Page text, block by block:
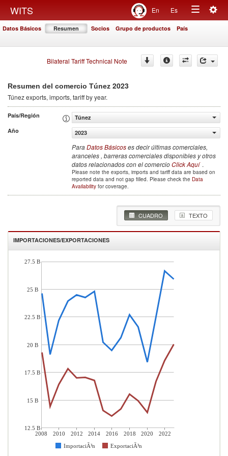
WITS En Es
Toggle
Datos Básicos Resumen Socios Grupo de productos País
Bilateral Tariff Technical Note
Resumen del comercio Túnez 2023
Túnezexports, imports, tariff by year.
País/Región
Túnez
Año
2023
ParaDatos Básicoses decir últimas comerciales,
aranceles , barreras comerciales disponibles y otros
datos relacionados con el comercioClick Aquí .
Please note the exports, imports and tariff data are based on
reported data and not gap filled. Please check the Data
Availability for coverage.
CUADRO TEXTO
IMPORTACIONES/EXPORTACIONES
2008 2010 2012 2014 2016 2018 2020 2022
ImportaciÃ³n ExportaciÃ³n
27.5 B
25 B
22.5 B
20 B
17.5 B
15 B
12.5 B